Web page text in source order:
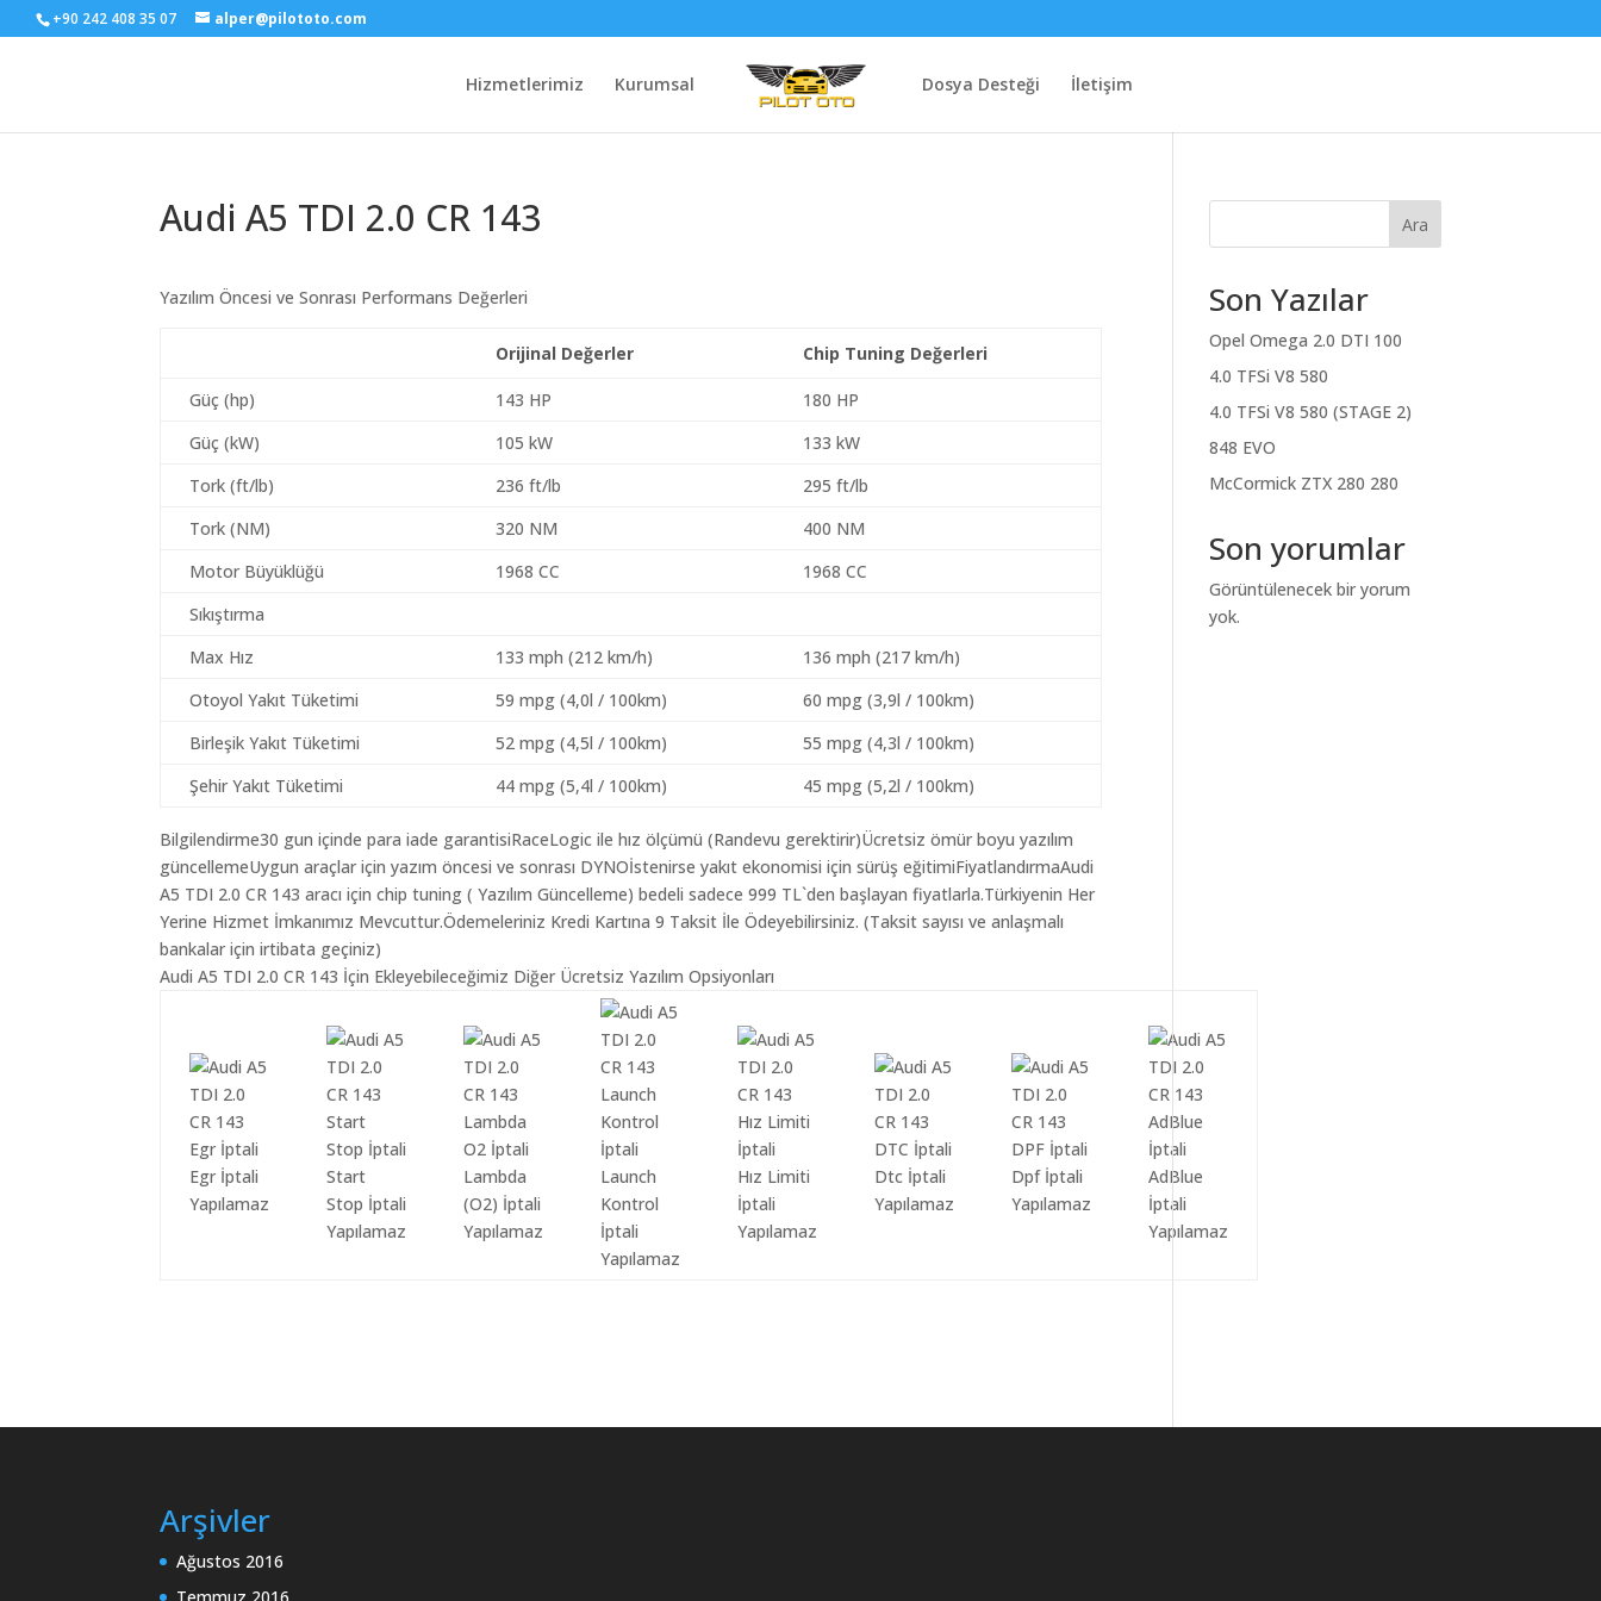
+90 242 408 35 07 alper@pilototo.com
Hizmetlerimiz Kurumsal Dosya Desteği İletişim
Audi A5 TDI 2.0 CR 143
Yazılım Öncesi ve Sonrası Performans Değerleri
Orijinal Değerler Chip Tuning Değerleri
Güç (hp) 143 HP
180 HP
Güç (kW)
105 kW
133 kW
Tork (ft/lb)
236 ft/lb
295 ft/lb
Tork (NM)
320 NM
400 NM
Motor Büyüklüğü
1968 CC
1968 CC
Sıkıştırma
Max Hız
133 mph (212 km/h)
136 mph (217 km/h)
Otoyol Yakıt Tüketimi
59 mpg (4,0l / 100km)
60 mpg (3,9l / 100km)
Birleşik Yakıt Tüketimi
52 mpg (4,5l / 100km)
55 mpg (4,3l / 100km)
Şehir Yakıt Tüketimi
44 mpg (5,4l / 100km) 45 mpg (5,2l / 100km)
Bilgilendirme30 gun içinde para iade garantisiRaceLogic ile hız ölçümü (Randevu gerektirir)Ücretsiz ömür boyu yazılım
güncellemeUygun araçlar için yazım öncesi ve sonrası DYNOİstenirse yakıt ekonomisi için sürüş eğitimiFiyatlandırmaAudi
A5 TDI 2.0 CR 143 aracı için chip tuning ( Yazılım Güncelleme) bedeli sadece 999 TL`den başlayan fiyatlarla.Türkiyenin Her
Yerine Hizmet İmkanımız Mevcuttur.Ödemeleriniz Kredi Kartına 9 Taksit İle Ödeyebilirsiniz. (Taksit sayısı ve anlaşmalı
bankalar için irtibata geçiniz)
Audi A5 TDI 2.0 CR 143 İçin Ekleyebileceğimiz Diğer Ücretsiz Yazılım Opsiyonları
Egr İptali
Yapılamaz
Start
Stop İptali
Yapılamaz
Lambda
(O2) İptali
Yapılamaz
Launch
Kontrol
İptali
Yapılamaz
Hız Limiti
İptali
Yapılamaz
Dtc İptali
Yapılamaz
Dpf İptali
Yapılamaz
AdBlue
İptali
Yapılamaz
Ara
Son Yazılar
Opel Omega 2.0 DTI 100
4.0 TFSi V8 580
4.0 TFSi V8 580 (STAGE 2)
848 EVO
McCormick ZTX 280 280
Son yorumlar
Görüntülenecek bir yorum
yok.
Arşivler
Ağustos 2016
Temmuz 2016